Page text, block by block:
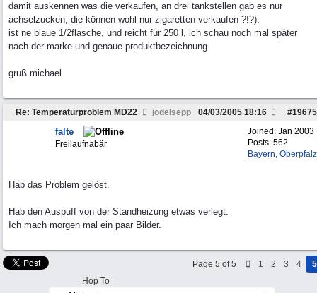
damit auskennen was die verkaufen, an drei tankstellen gab es nur
achselzucken, die können wohl nur zigaretten verkaufen ?!?).
ist ne blaue 1/2flasche, und reicht für 250 l, ich schau noch mal später
nach der marke und genaue produktbezeichnung.
gruß michael
Re: Temperaturproblem MD22 jodelsepp #19675
04/03/2005 18:16
Joined: Jan 2003
Posts: 562
Bayern, Oberpfalz
falte
Freilaufnabär
Hab das Problem gelöst.
Hab den Auspuff von der Standheizung etwas verlegt.
Ich mach morgen mal ein paar Bilder.
Page 5 of 5 1 2 3 4
5
Hop To